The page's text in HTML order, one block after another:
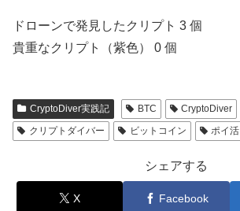
ドローンで発見したクリプト 3 個
貴重なクリプト（紫色） 0 個
CryptoDiver実践記 BTC
CryptoDiver
クリプトダイバー
ビットコイン ポイ活
シェアする
X Facebook